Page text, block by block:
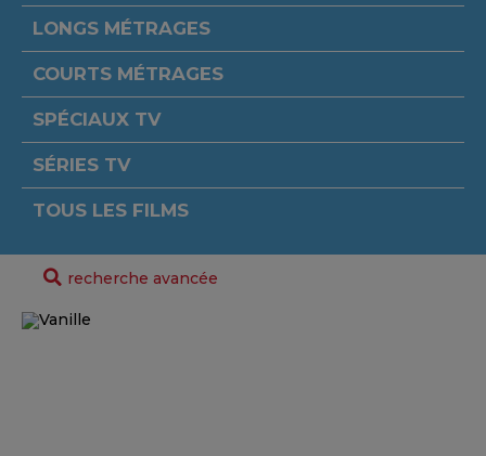
LONGS MÉTRAGES
COURTS MÉTRAGES
SPÉCIAUX TV
SÉRIES TV
TOUS LES FILMS
recherche avancée